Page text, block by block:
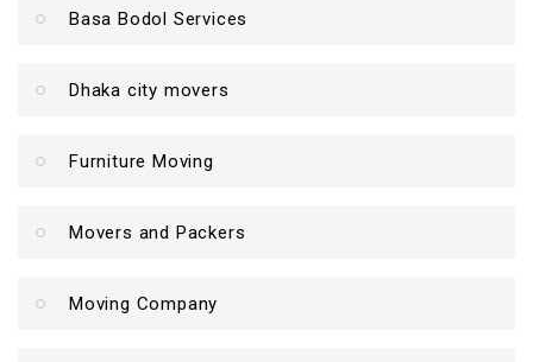
Basa Bodol Services
Dhaka city movers
Furniture Moving
Movers and Packers
Moving Company